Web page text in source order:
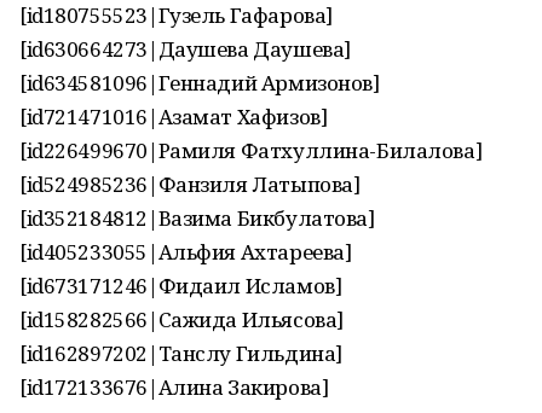
[id180755523|Гузель Гафарова]
[id630664273|Даушева Даушева]
[id634581096|Геннадий Армизонов]
[id721471016|Азамат Хафизов]
[id226499670|Рамиля Фатхуллина-Билалова]
[id524985236|Фанзиля Латыпова]
[id352184812|Вазима Бикбулатова]
[id405233055|Альфия Ахтареева]
[id673171246|Фидаил Исламов]
[id158282566|Сажида Ильясова]
[id162897202|Танслу Гильдина]
[id172133676|Алина Закирова]